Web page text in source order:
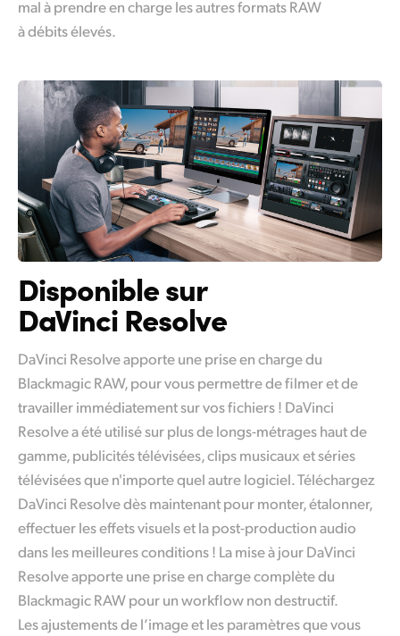
mal à prendre en charge les autres formats RAW
à débits élevés.
Disponible sur
DaVinci Resolve
DaVinci Resolve apporte une prise en charge du
Blackmagic RAW, pour vous permettre de filmer et de
travailler immédiatement sur vos fichiers ! DaVinci
Resolve a été utilisé sur plus de longs-métrages haut de
gamme, publicités télévisées, clips musicaux et séries
télévisées que n'importe quel autre logiciel. Téléchargez
DaVinci Resolve dès maintenant pour monter, étalonner,
effectuer les effets visuels et la post-production audio
dans les meilleures conditions ! La mise à jour DaVinci
Resolve apporte une prise en charge complète du
Blackmagic RAW pour un workflow non destructif.
Les ajustements de l’image et les paramètres que vous